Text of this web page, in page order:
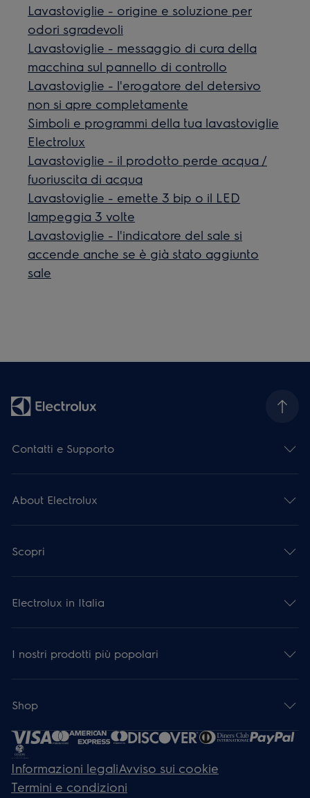
Lavastoviglie - origine e soluzione per
odori sgradevoli
Lavastoviglie - messaggio di cura della
macchina sul pannello di controllo
Lavastoviglie - l'erogatore del detersivo
non si apre completamente
Simboli e programmi della tua lavastoviglie
Electrolux
Lavastoviglie - il prodotto perde acqua /
fuoriuscita di acqua
Lavastoviglie - emette 3 bip o il LED
lampeggia 3 volte
Lavastoviglie - l'indicatore del sale si
accende anche se è già stato aggiunto
sale
Contatti e Supporto
About Electrolux
Scopri
Electrolux in Italia
I nostri prodotti più popolari
Shop
Informazioni legaliAvviso sui cookie
Termini e condizioni